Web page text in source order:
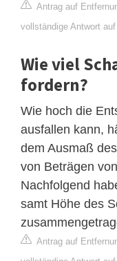
Antrag auf
vollständige Antwort
Wie viel
fordern?
Wie hoch die
ausfallen kann,
dem Ausmaß
von Beträgen
Nachfolgend
samt Höhe des
Antrag auf